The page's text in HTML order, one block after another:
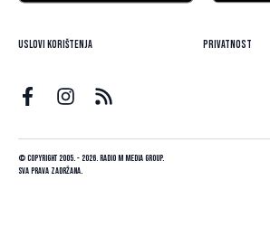
Uslovi korištenja Privatnost
© Copyright 2005. - 2026. Radio M Media Group.
Sva prava zadržana.